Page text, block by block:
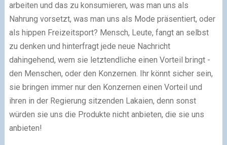
arbeiten und das zu konsumieren, was man uns als
Nahrung vorsetzt, was man uns als Mode präsentiert, oder
als hippen Freizeitsport? Mensch, Leute, fangt an selbst
zu denken und hinterfragt jede neue Nachricht
dahingehend, wem sie letztendliche einen Vorteil bringt -
den Menschen, oder den Konzernen. Ihr könnt sicher sein,
sie bringen immer nur den Konzernen einen Vorteil und
ihren in der Regierung sitzenden Lakaien, denn sonst
würden sie uns die Produkte nicht anbieten, die sie uns
anbieten!